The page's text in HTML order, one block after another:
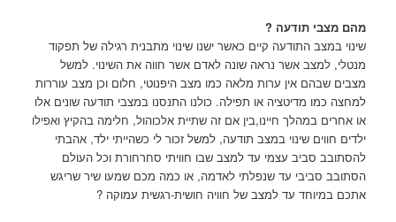
מהם מצבי תודעה ?
שינוי במצב התודעה קיים כאשר ישנו שינוי מתבנית רגילה של תפקוד
מנטלי, למצב אשר נראה שונה לאדם אשר חווה את השינוי. למשל
מצבים שבהם אין ערות מלאה כמו מצב היפנוטי, חלום וכן מצב עוררות
למחצה כמו מדיטציה או תפילה. כולנו התנסנו במצבי תודעה שונים אלו
או אחרים במהלך חיינו,בין אם זה שתיית אלכוהול, חלימה בהקיץ ואפילו
ילדים חווים שינוי במצב תודעה, למשל זכור לי כשהייתי ילד, אהבתי
להסתובב סביב עצמי עד למצב שבו חוויתי סחרחורת וכל העולם
הסתובב סביבי עד שנפלתי לאדמה, או כמה מכם שמעו שיר שריגש
אתכם במיוחד עד למצב של חוויה חושית-רגשית עמוקה ?